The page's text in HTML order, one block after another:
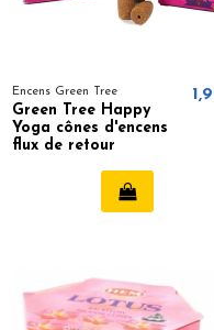
Encens Green Tree
Green Tree Happy
Yoga cônes d'encens
flux de retour